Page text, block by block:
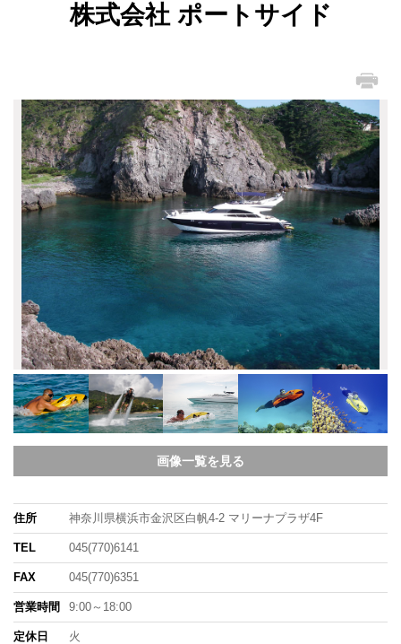
株式会社 ポートサイド
画像一覧を見る
住所 神奈川県横浜市金沢区白帆4-2 マリーナプラザ4F
TEL 045(770)6141
FAX 045(770)6351
営業時間 9:00～18:00
定休日 火